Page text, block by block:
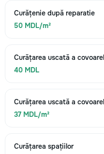
Curățenie după reparatie
50 MDL/m²
Curățarea uscată a
40 MDL
Curățarea uscată a
37 MDL/m²
Curățarea spațiilor